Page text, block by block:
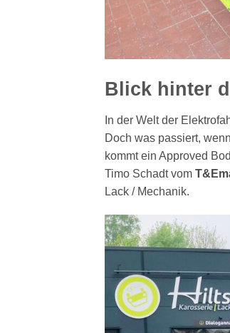
Blick hinter
In der Welt der
Doch was passiert,
kommt ein Approved
Timo Schadt vom
Lack / Mechanik.